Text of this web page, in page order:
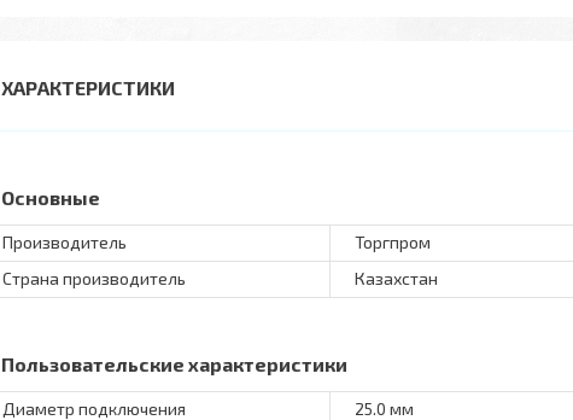
ХАРАКТЕРИСТИКИ
Основные
Производитель
Торгпром
Страна производитель
Казахстан
Пользовательские характеристики
Диаметр подключения
25.0 мм